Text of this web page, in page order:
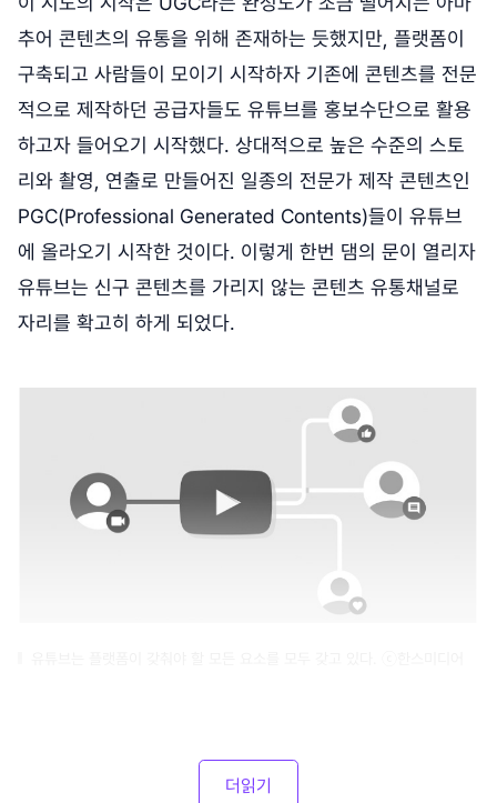
추어 콘텐츠의 유통을 위해 존재하는 듯했지만, 플랫폼이
구축되고 사람들이 모이기 시작하자 기존에 콘텐츠를 전문
적으로 제작하던 공급자들도 유튜브를 홍보수단으로 활용
하고자 들어오기 시작했다. 상대적으로 높은 수준의 스토
리와 촬영, 연출로 만들어진 일종의 전문가 제작 콘텐츠인
PGC(Professional Generated Contents)들이 유튜브
에 올라오기 시작한 것이다. 이렇게 한번 댐의 문이 열리자
유튜브는 신구 콘텐츠를 가리지 않는 콘텐츠 유통채널로
자리를 확고히 하게 되었다.
더읽기